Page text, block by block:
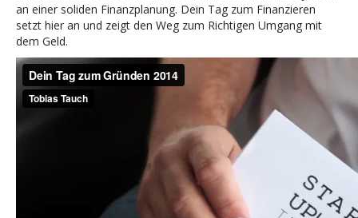
an einer soliden Finanzplanung. Dein Tag zum Finanzieren
setzt hier an und zeigt den Weg zum Richtigen Umgang mit
dem Geld.